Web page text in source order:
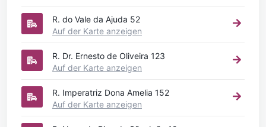
R. do Vale da Ajuda 52
Auf der Karte anzeigen
R. Dr. Ernesto de Oliveira 123
Auf der Karte anzeigen
R. Imperatriz Dona Amelia 152
Auf der Karte anzeigen